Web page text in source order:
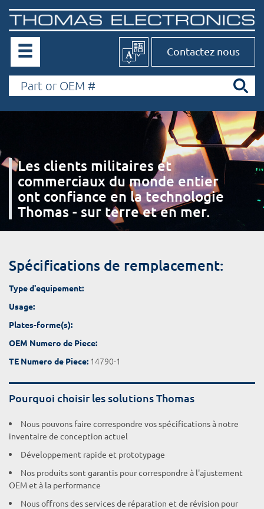
Contactez nous
Les clients militaires et
commerciaux du monde entier
ont confiance en la technologie
Thomas - sur terre et en mer.
Spécifications de remplacement:
Type d'equipement:
Usage:
Plates-forme(s):
OEM Numero de Piece:
TE Numero de Piece: 14790-1
Pourquoi choisir les solutions Thomas
Nous pouvons faire correspondre vos spécifications à notre
inventaire de conception actuel
Développement rapide et prototypage
Nos produits sont garantis pour correspondre à l'ajustement
OEM et à la performance
Nous offrons des services de réparation et de révision pour